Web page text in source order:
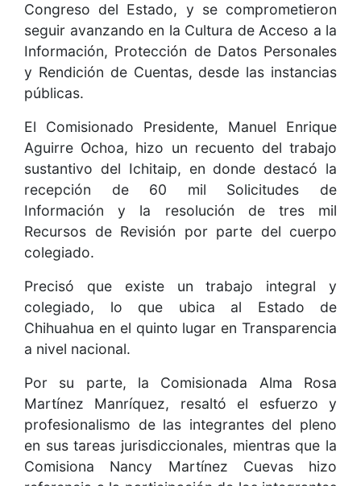
Congreso del Estado, y se comprometieron
seguir avanzando en la Cultura de Acceso a la
Información, Protección de Datos Personales
y Rendición de Cuentas, desde las instancias
públicas.
El Comisionado Presidente, Manuel Enrique
Aguirre Ochoa, hizo un recuento del trabajo
sustantivo del Ichitaip, en donde destacó la
recepción de 60 mil Solicitudes de
Información y la resolución de tres mil
Recursos de Revisión por parte del cuerpo
colegiado.
Precisó que existe un trabajo integral y
colegiado, lo que ubica al Estado de
Chihuahua en el quinto lugar en Transparencia
a nivel nacional.
Por su parte, la Comisionada Alma Rosa
Martínez Manríquez, resaltó el esfuerzo y
profesionalismo de las integrantes del pleno
en sus tareas jurisdiccionales, mientras que la
Comisiona Nancy Martínez Cuevas hizo